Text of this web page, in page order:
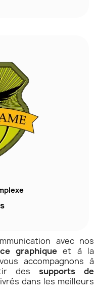
avec nos
graphique et à la
accompagnons à
des supports de
dans les meilleurs